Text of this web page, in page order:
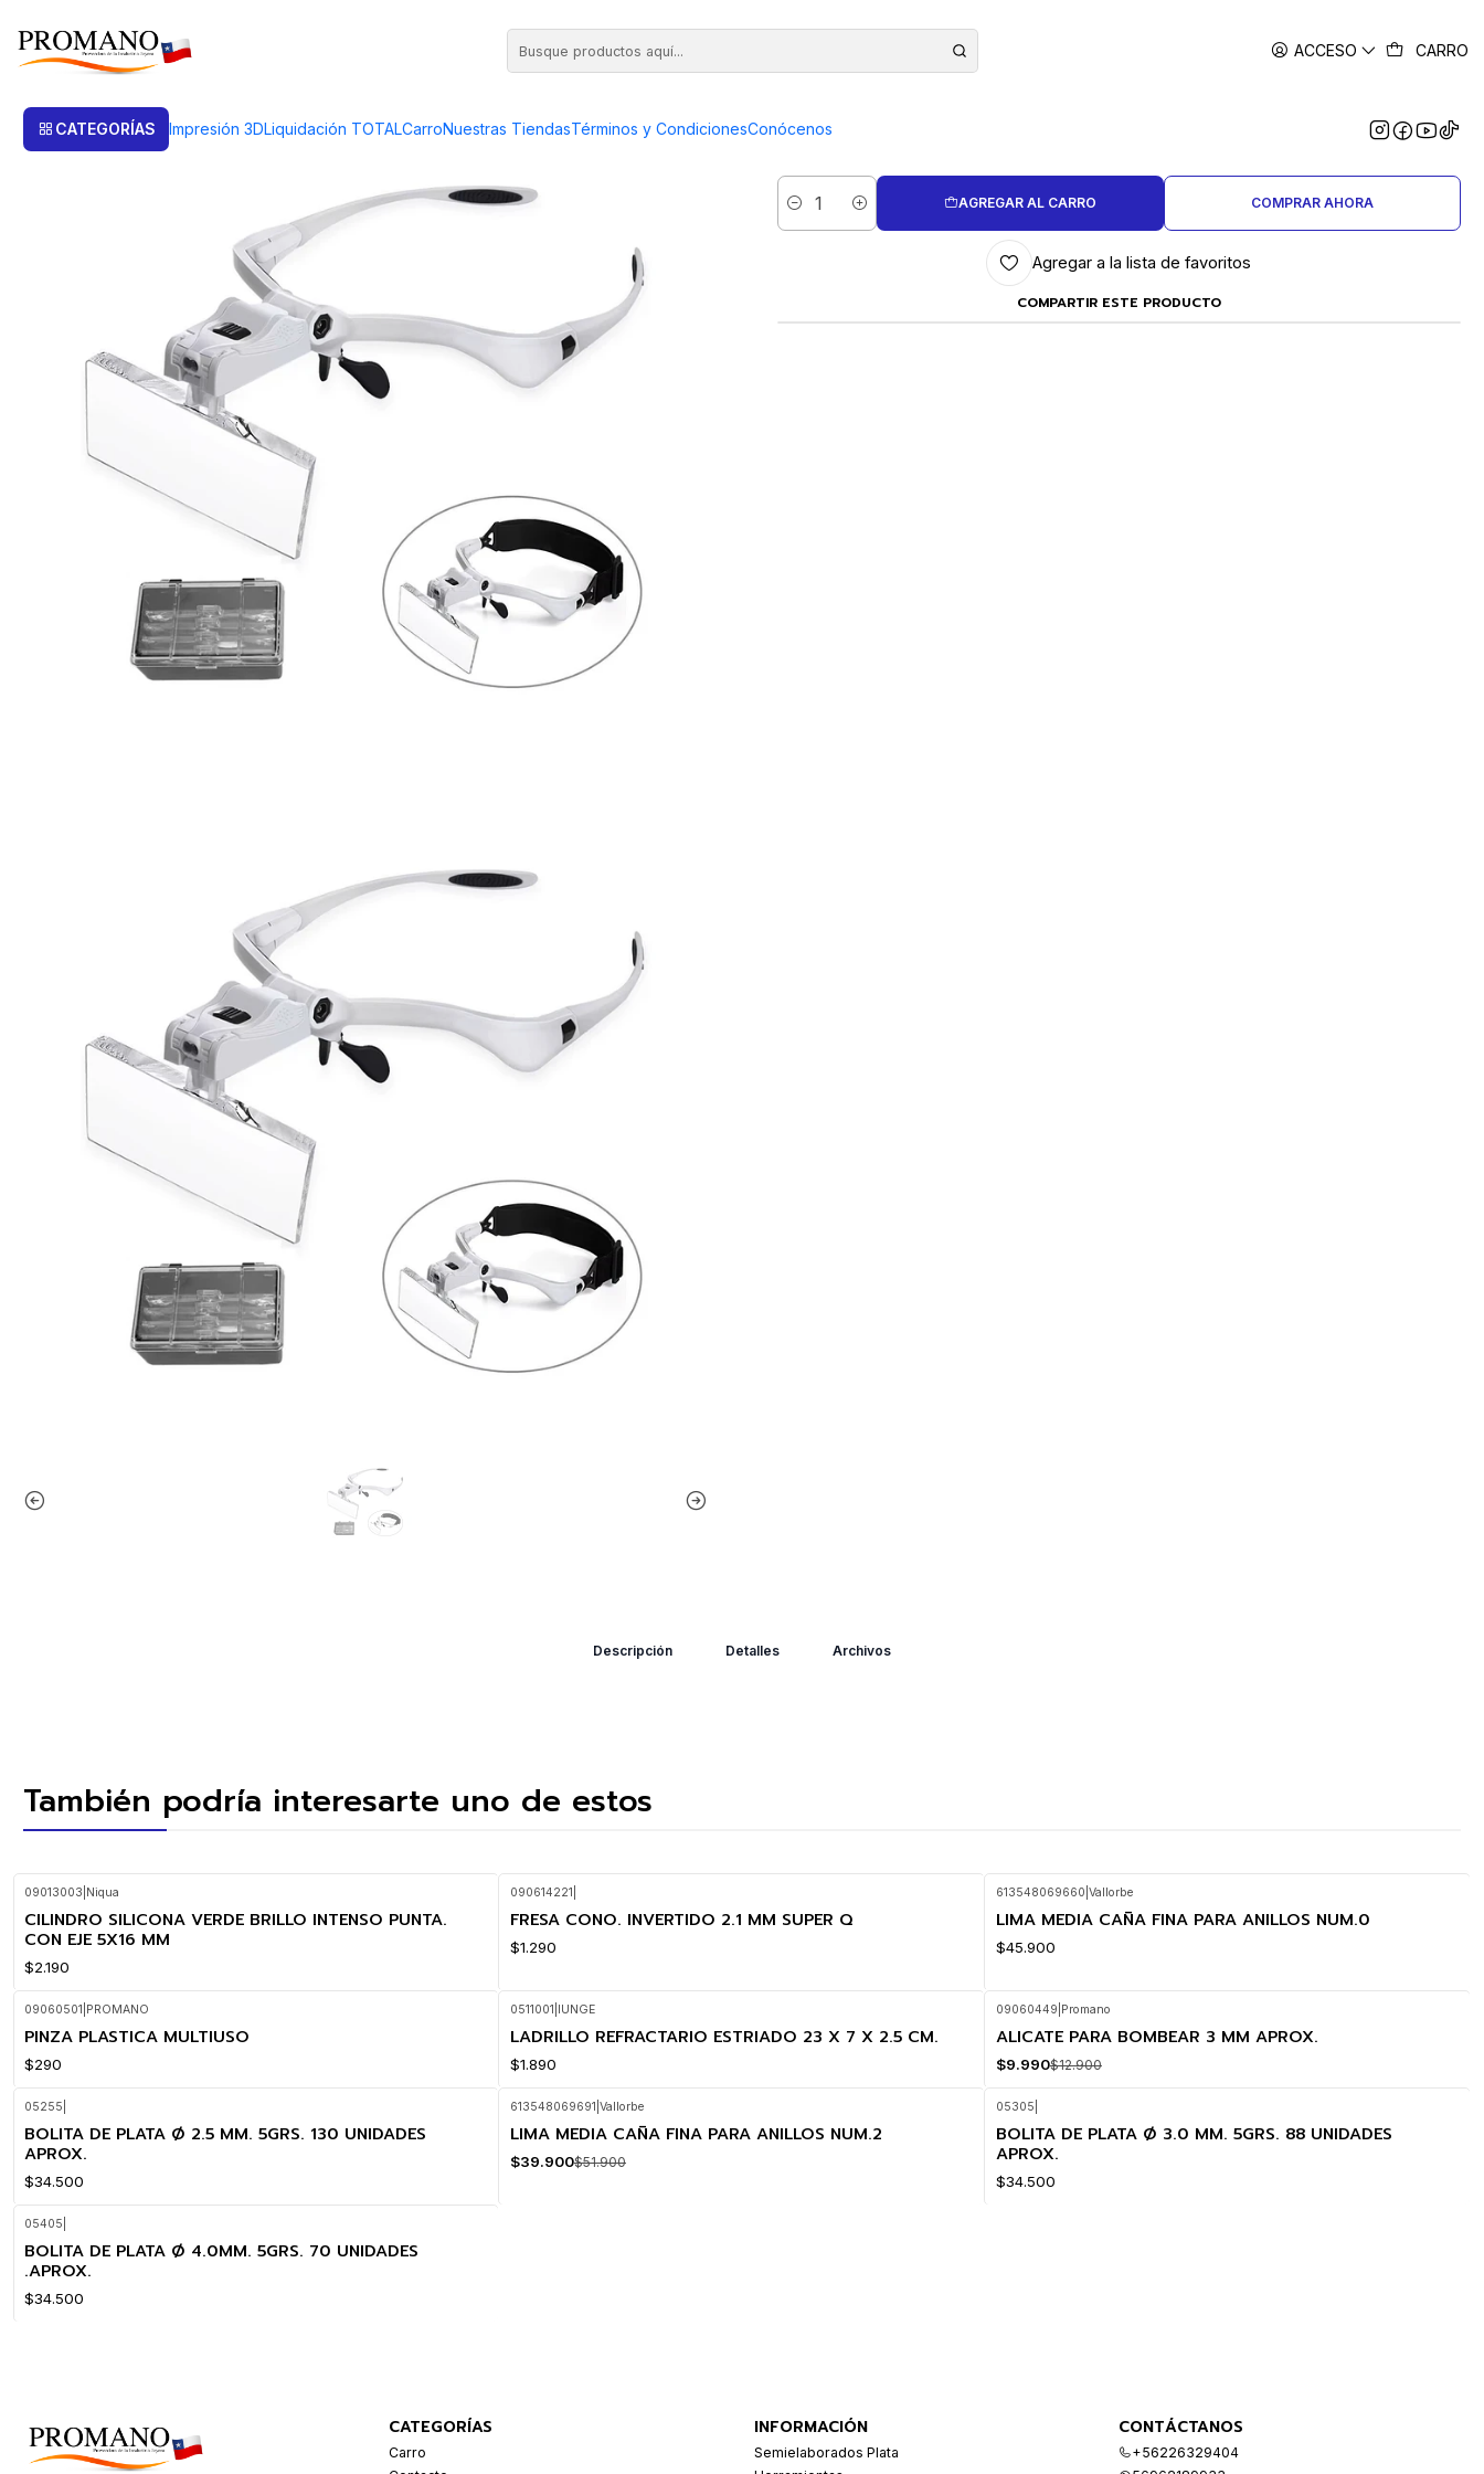
ACCESO CARRO
CATEGORÍAS Impresión 3DLiquidación TOTALCarroNuestras TiendasTérminos y CondicionesConócenosLENTE OPTIVISOR C/5 LENTES Y LUZ LED A
Cantidad
AGREGAR AL CARRO COMPRAR AHORA
Agregar a la lista de favoritos
COMPARTIR ESTE PRODUCTO
Descripción Detalles Archivos
También podría interesarte uno de estos
09013003 Niqua
CILINDRO SILICONA VERDE BRILLO INTENSO PUNTA.
CON EJE 5X16 MM
$2.190
090614221
FRESA CONO. INVERTIDO 2.1 MM SUPER Q
$1.290
613548069660 Vallorbe
LIMA MEDIA CAÑA FINA PARA ANILLOS NUM.0
$45.900
09060501 PROMANO
PINZA PLASTICA MULTIUSO
$290
0511001 IUNGE
LADRILLO REFRACTARIO ESTRIADO 23 X 7 X 2.5 CM.
$1.890
-23%
OFF
09060449 Promano
ALICATE PARA BOMBEAR 3 MM APROX.
$9.990$12.900
05255
BOLITA DE PLATA Ø 2.5 MM. 5GRS. 130 UNIDADES
APROX.
$34.500
-23%
OFF
613548069691 Vallorbe
LIMA MEDIA CAÑA FINA PARA ANILLOS NUM.2
$39.900$51.900
05305
BOLITA DE PLATA Ø 3.0 MM. 5GRS. 88 UNIDADES
APROX.
$34.500
05405
BOLITA DE PLATA Ø 4.0MM. 5GRS. 70 UNIDADES
.APROX.
$34.500
CATEGORÍAS
Carro
INFORMACIÓN
Semielaborados Plata
CONTÁCTANOS
+56226329404